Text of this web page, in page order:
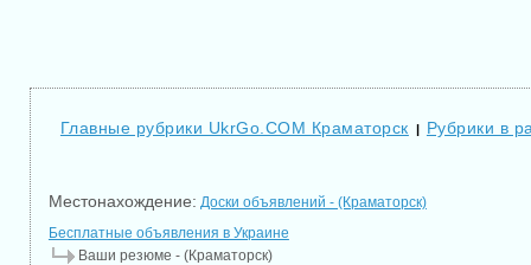
Главные рубрики UkrGo.COM Краматорск | Рубрики в
Местонахождение: Доски объявлений - (Краматорск)
Бесплатные объявления в Украине
Ваши резюме - (Краматорск)